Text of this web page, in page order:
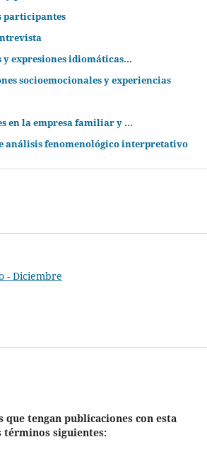
participantes
y expresiones idiomáticas...
socioemocionales y experiencias
en la empresa familiar y ...
análisis fenomenológico interpretativo
- Diciembre
que tengan publicaciones con esta
términos siguientes: